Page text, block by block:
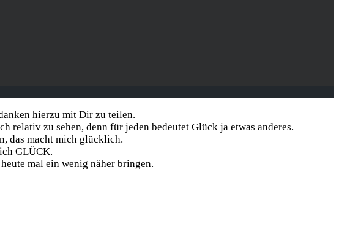
hierzu mit Dir zu teilen.
zu sehen, denn für jeden bedeutet Glück ja etwas anderes.
das macht mich glücklich.
GLÜCK.
mal ein wenig näher bringen.